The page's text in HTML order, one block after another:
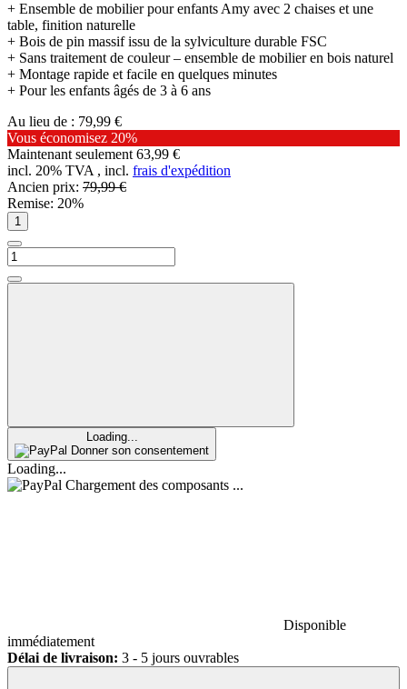
+ Ensemble de mobilier pour enfants Amy avec 2 chaises et une
table, finition naturelle
+ Bois de pin massif issu de la sylviculture durable FSC
+ Sans traitement de couleur – ensemble de mobilier en bois naturel
+ Montage rapide et facile en quelques minutes
+ Pour les enfants âgés de 3 à 6 ans
Au lieu de : 79,99 €
Vous économisez 20%
Maintenant seulement63,99 €
incl. 20% TVA , incl. frais d'expédition
Ancien prix: 79,99 €
Remise: 20%
Loading...
Donner son consentement
Loading...
Chargement des composants ...
Disponible
immédiatement
Délai de livraison: 3 - 5 jours ouvrables